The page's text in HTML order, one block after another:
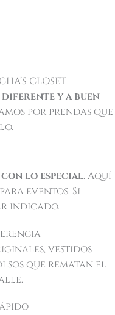
CLOSET
y a buen
por prendas que
lo especial. Aquí
eventos. Si
indicado.
vestidos
que rematan el